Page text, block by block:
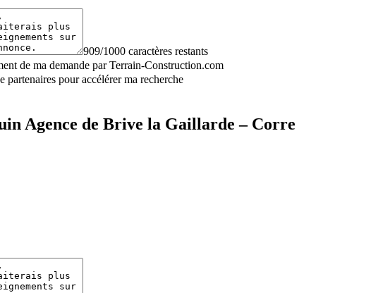
909/1000 caractères restants
de ma demande par Terrain-Construction.com
partenaires pour accélérer ma recherche
Agence de Brive la Gaillarde – Corre